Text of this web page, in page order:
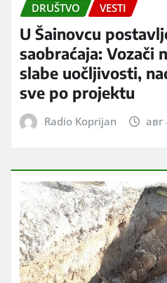
DRUŠTVO VESTI
U Šainovcu
saobraćaja: Vozači
slabe uočljivosti,
sve po projektu
Radio Koprijan авг